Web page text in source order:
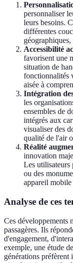
personnaliser
leurs besoins.
différentes
Accessibilité
favorisent une
situation de
fonctionnalités
aisée à
Intégration
les
ensembles de
intégrés aux
visualiser des
qualité de l'air
Réalité
innovation
Les utilisateurs
ou des
appareil mobile
Analyse de ces
Ces développements
passagères. Ils
d'engagement,
exemple, une étude
générations préfèrent